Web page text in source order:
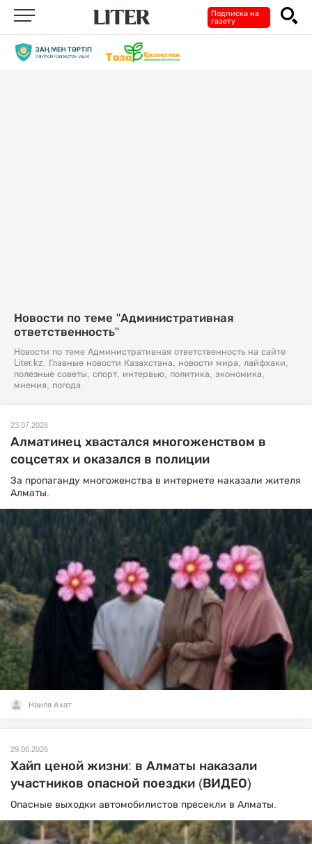
Подписка на
газету
Новости по теме "Административная
ответственность"
Новости по теме Административная ответственность на сайте
Liter.kz. Главные новости Казахстана, новости мира, лайфхаки,
полезные советы, спорт, интервью, политика, экономика,
мнения, погода.
23.07.2026
Алматинец хвастался многоженством в
соцсетях и оказался в полиции
За пропаганду многоженства в интернете наказали жителя
Алматы.
Наиля Ахат
29.06.2026
Хайп ценой жизни: в Алматы наказали
участников опасной поездки (ВИДЕО)
Опасные выходки автомобилистов пресекли в Алматы.